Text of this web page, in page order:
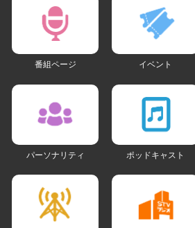
番組ページ イベント
パーソナリティ ポッドキャスト